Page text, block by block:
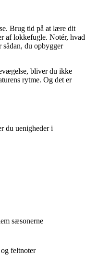
Brug tid på at lære dit
af lokkefugle. Notér, hvad
du opbygger
bliver du ikke
rytme. Og det er
du uenigheder i
sæsonerne
feltnoter